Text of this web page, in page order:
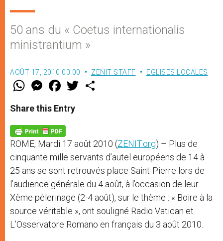
50 ans du « Coetus internationalis
ministrantium »
AOÛT 17, 2010 00:00 ZENIT STAFF EGLISES LOCALES
W
t
s
p
p
M
e
s
e
g
e
r
F
a
e
b
o
k
w
Share this Entry
ROME, Mardi 17 août 2010 (ZENIT.org) – Plus de
cinquante mille servants d’autel européens de 14 à
25 ans se sont retrouvés place Saint-Pierre lors de
l’audience générale du 4 août, à l’occasion de leur
Xème pèlerinage (2-4 août), sur le thème : « Boire à la
source véritable », ont souligné Radio Vatican et
L’Osservatore Romano en français du 3 août 2010.